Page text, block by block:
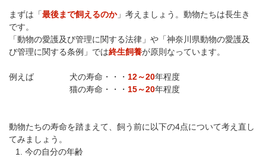
まずは「最後まで飼えるのか」考えましょう。動物たちは長生き
です。
「動物の愛護及び管理に関する法律」や「神奈川県動物の愛護及
び管理に関する条例」では終生飼養が原則なっています。
例えば 犬の寿命・・・ 12～20年程度
猫の寿命・・・ 15～20年程度
動物たちの寿命を踏まえて、飼う前に以下の4点について考え直し
てみましょう。
今の自分の年齢